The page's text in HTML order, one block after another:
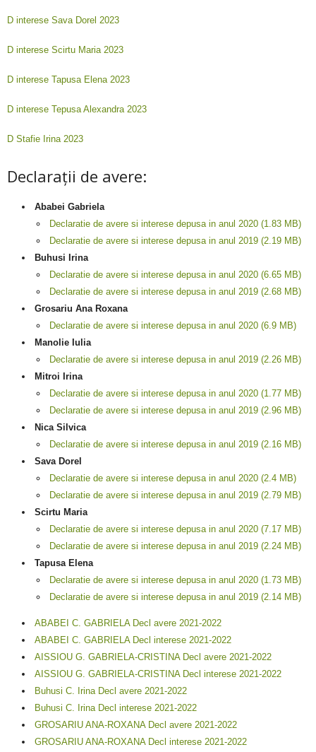
D interese Sava Dorel 2023
D interese Scirtu Maria 2023
D interese Tapusa Elena 2023
D interese Tepusa Alexandra 2023
D Stafie Irina 2023
Declarații de avere:
Ababei Gabriela
Declaratie de avere si interese depusa in anul 2020 (1.83 MB)
Declaratie de avere si interese depusa in anul 2019 (2.19 MB)
Buhusi Irina
Declaratie de avere si interese depusa in anul 2020 (6.65 MB)
Declaratie de avere si interese depusa in anul 2019 (2.68 MB)
Grosariu Ana Roxana
Declaratie de avere si interese depusa in anul 2020 (6.9 MB)
Manolie Iulia
Declaratie de avere si interese depusa in anul 2019 (2.26 MB)
Mitroi Irina
Declaratie de avere si interese depusa in anul 2020 (1.77 MB)
Declaratie de avere si interese depusa in anul 2019 (2.96 MB)
Nica Silvica
Declaratie de avere si interese depusa in anul 2019 (2.16 MB)
Sava Dorel
Declaratie de avere si interese depusa in anul 2020 (2.4 MB)
Declaratie de avere si interese depusa in anul 2019 (2.79 MB)
Scirtu Maria
Declaratie de avere si interese depusa in anul 2020 (7.17 MB)
Declaratie de avere si interese depusa in anul 2019 (2.24 MB)
Tapusa Elena
Declaratie de avere si interese depusa in anul 2020 (1.73 MB)
Declaratie de avere si interese depusa in anul 2019 (2.14 MB)
ABABEI C. GABRIELA Decl avere 2021-2022
ABABEI C. GABRIELA Decl interese 2021-2022
AISSIOU G. GABRIELA-CRISTINA Decl avere 2021-2022
AISSIOU G. GABRIELA-CRISTINA Decl interese 2021-2022
Buhusi C. Irina Decl avere 2021-2022
Buhusi C. Irina Decl interese 2021-2022
GROSARIU ANA-ROXANA Decl avere 2021-2022
GROSARIU ANA-ROXANA Decl interese 2021-2022